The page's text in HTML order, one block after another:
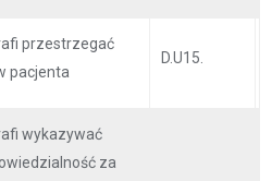
przestrzegać
pacjenta
D.U15.
wykazywać
za